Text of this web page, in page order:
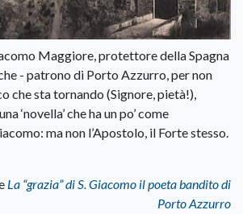
Maggiore, protettore della Spagna
- patrono di Porto Azzurro, per non
che sta tornando (Signore, pietà!),
‘novella’ che ha un po’ come
ma non l’Apostolo, il Forte stesso.
La “grazia” di S. Giacomo il poeta bandito di
Porto Azzurro